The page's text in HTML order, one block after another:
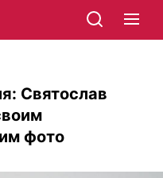
Святослав
фото